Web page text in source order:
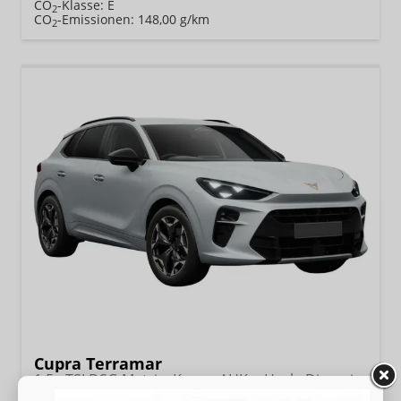
CO2-Klasse: E
CO2-Emissionen: 148,00 g/km
Cupra Terramar
1.5 eTSI DSG Matrix+Kessy+AHK+eHeck+Dinamica+CarPlay+eHeck+GV5